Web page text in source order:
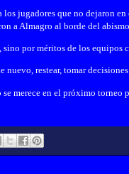
jugadores que no dejaron en
a Almagro al borde del
por méritos de los equipos
nuevo, restear, tomar
merece en el próximo torneo